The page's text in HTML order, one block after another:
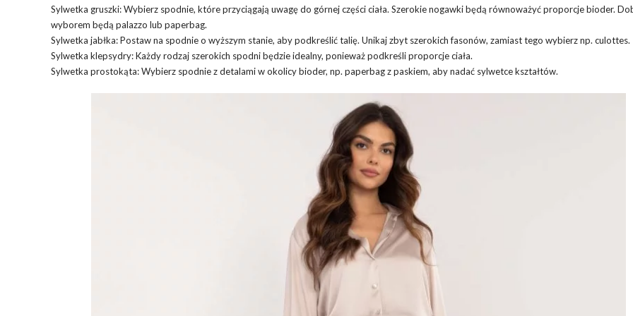
Sylwetka gruszki: Wybierz spodnie, które przyciągają uwagę do górnej części ciała. Szerokie nogawki będą równoważyć proporcje bioder.
wyborem będą palazzo lub paperbag.
Sylwetka jabłka: Postaw na spodnie o wyższym stanie, aby podkreślić talię. Unikaj zbyt szerokich fasonów, zamiast tego wybierz np. culottes.
Sylwetka klepsydry: Każdy rodzaj szerokich spodni będzie idealny, ponieważ podkreśli proporcje ciała.
Sylwetka prostokąta: Wybierz spodnie z detalami w okolicy bioder, np. paperbag z paskiem, aby nadać sylwetce kształtów.